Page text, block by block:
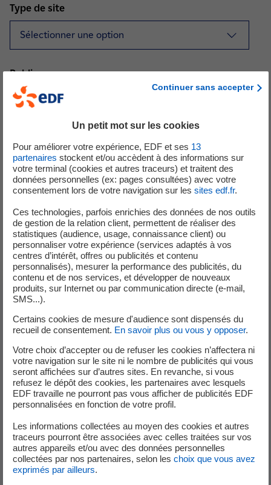
Type de site
Public
1 résultats
Type de vue :
Liste
Carte
Thermique, Nord
Centrale Cycle Combiné Gaz de
Dans le cadre de la modernisation des centrales
thermiques d’EDF, le site de Bouchain accueille le
premier Cycle Combiné au Gaz naturel (CCG) de
Le CCG de Bouchain est le premier à être équipé de
la technologie de la nouvelle turbine à combustion
9HA.01 , la plus puissante du monde.
Continuer sans accepter
Un petit mot sur les cookies
Pour améliorer votre expérience, EDF et ses 13
partenaires stockent et/ou accèdent à des informations sur
votre terminal (cookies et autres traceurs) et traitent des
données personnelles (ex: pages consultées) avec votre
consentement lors de votre navigation sur les sites edf.fr.
Ces technologies, parfois enrichies des données de nos outils
de gestion de la relation client, permettent de réaliser des
statistiques (audience, usage, connaissance client) ou
personnaliser votre expérience (services adaptés à vos
centres d’intérêt, offres ou publicités et contenu
personnalisés), mesurer la performance des publicités, du
contenu et de nos services, et développer de nouveaux
produits, sur Internet ou par communication directe (e-mail,
SMS...).
Certains cookies de mesure d'audience sont dispensés du
recueil de consentement. En savoir plus ou vous y opposer.
Votre choix d’accepter ou de refuser les cookies n’affectera ni
votre navigation sur le site ni le nombre de publicités qui vous
seront affichées sur d’autres sites. En revanche, si vous
refusez le dépôt des cookies, les partenaires avec lesquels
EDF travaille ne pourront pas vous afficher de publicités EDF
personnalisées en fonction de votre profil.
Les informations collectées au moyen des cookies et autres
traceurs pourront être associées avec celles traitées sur vos
autres appareils et/ou avec des données personnelles
collectées par nos partenaires, selon les choix que vous avez
exprimés par ailleurs.